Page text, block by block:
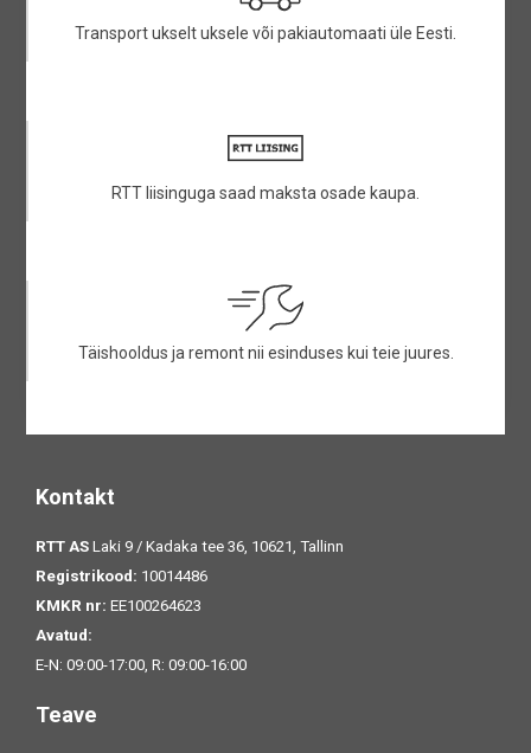
Transport ukselt uksele või pakiautomaati üle Eesti.
RTT liisinguga saad maksta osade kaupa.
Täishooldus ja remont nii esinduses kui teie juures.
Kontakt
RTT AS Laki 9 / Kadaka tee 36, 10621, Tallinn
Registrikood: 10014486
KMKR nr: EE100264623
Avatud:
E-N: 09:00-17:00, R: 09:00-16:00
Teave